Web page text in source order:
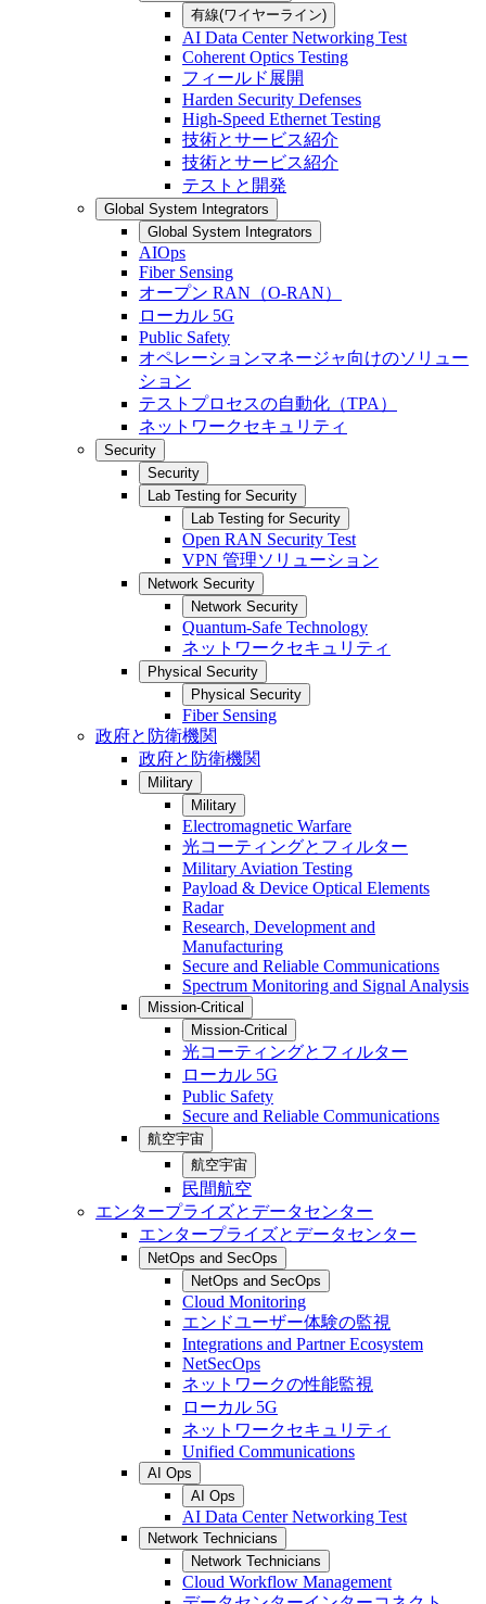
有線(ワイヤーライン)
AI Data Center Networking Test
Coherent Optics Testing
フィールド展開
Harden Security Defenses
High-Speed Ethernet Testing
技術とサービス紹介
技術とサービス紹介
テストと開発
Global System Integrators
Global System Integrators
AIOps
Fiber Sensing
オープン RAN（O-RAN）
ローカル 5G
Public Safety
オペレーションマネージャ向けのソリュー
ション
テストプロセスの自動化（TPA）
ネットワークセキュリティ
Security
Security
Lab Testing for Security
Lab Testing for Security
Open RAN Security Test
VPN 管理ソリューション
Network Security
Network Security
Quantum-Safe Technology
ネットワークセキュリティ
Physical Security
Physical Security
Fiber Sensing
政府と防衛機関
政府と防衛機関
Military
Military
Electromagnetic Warfare
光コーティングとフィルター
Military Aviation Testing
Payload & Device Optical Elements
Radar
Research, Development and
Manufacturing
Secure and Reliable Communications
Spectrum Monitoring and Signal Analysis
Mission-Critical
Mission-Critical
光コーティングとフィルター
ローカル 5G
Public Safety
Secure and Reliable Communications
航空宇宙
航空宇宙
民間航空
エンタープライズとデータセンター
エンタープライズとデータセンター
NetOps and SecOps
NetOps and SecOps
Cloud Monitoring
エンドユーザー体験の監視
Integrations and Partner Ecosystem
NetSecOps
ネットワークの性能監視
ローカル 5G
ネットワークセキュリティ
Unified Communications
AI Ops
AI Ops
AI Data Center Networking Test
Network Technicians
Network Technicians
Cloud Workflow Management